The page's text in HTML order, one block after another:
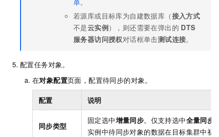
若源库或目标库为自建数据库（接入方式
不是云实例），则还需要在弹出的 DTS
服务器访问授权对话框单击测试连接。
配置任务对象。
在对象配置页面，配置待同步的对象。
配置 说明
同步类型
固定选中增量同步。仅支持选中全量同步
实例中待同步对象的数据在目标集群中